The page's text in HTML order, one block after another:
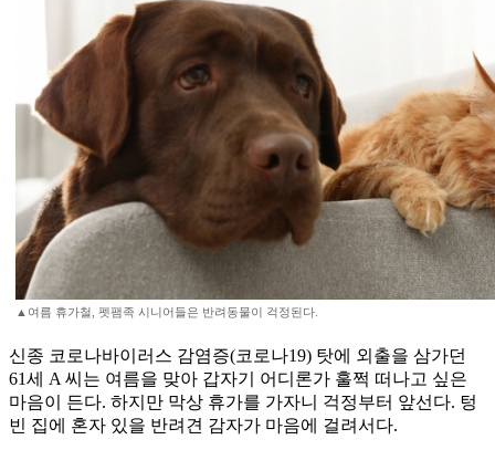
▲여름 휴가철, 펫팸족 시니어들은 반려동물이 걱정된다.
신종 코로나바이러스 감염증(코로나19) 탓에 외출을 삼가던
61세 A 씨는 여름을 맞아 갑자기 어디론가 훌쩍 떠나고 싶은
마음이 든다. 하지만 막상 휴가를 가자니 걱정부터 앞선다. 텅
빈 집에 혼자 있을 반려견 감자가 마음에 걸려서다.